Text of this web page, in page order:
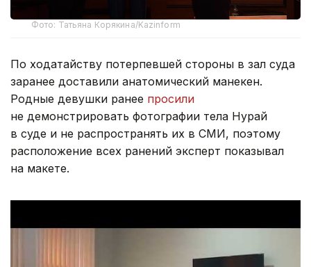
Фото: Татьяна Корякина/Kazinform
По ходатайству потерпевшей стороны в зал суда
заранее доставили анатомический манекен.
Родные девушки ранее просили
не демонстрировать фотографии тела Нурай
в суде и не распространять их в СМИ, поэтому
расположение всех ранений эксперт показывал
на макете.